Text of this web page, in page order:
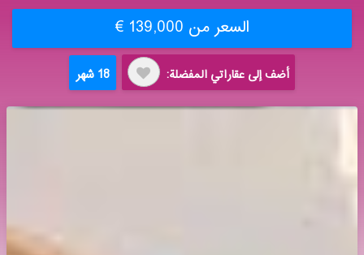
السعر من 139,000 €
أضف إلى عقاراتي المفضلة: 18 شهر